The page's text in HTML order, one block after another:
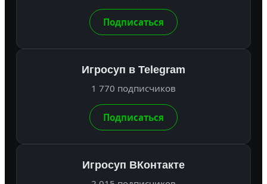
Подписаться
Игросуп в Telegram
1 770 подписчиков
Подписаться
Игросуп ВКонтакте